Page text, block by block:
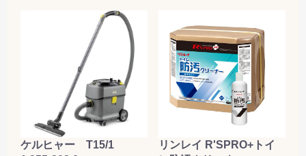
ケルヒャー T15/1
リンレイ R'SPRO+トイ